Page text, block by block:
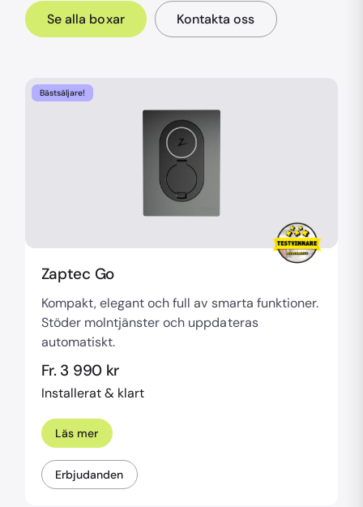
Se alla boxar Kontakta oss
Bästsäljare!
Zaptec Go
Kompakt, elegant och full av smarta funktioner.
Stöder molntjänster och uppdateras
automatiskt.
Fr. 3 990 kr
Installerat & klart
Läs mer
Erbjudanden